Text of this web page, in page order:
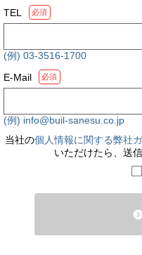
TEL
必須
(例) 03-3516-1700
E-Mail
必須
(例) info@buil-sanesu.co.jp
当社の個人情報に関する弊社
いただけたら、送